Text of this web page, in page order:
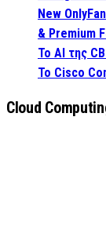
New
& Premium
Το AI της
Το Cisco
Cloud